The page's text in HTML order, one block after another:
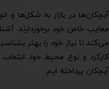
آبچکان‌ها در بازار به شکل‌ها و
معایب خاص خود برخوردارند.
می‌کند تا نیاز خود را بهتر
کارکرد و نوع محیط خود
آبچکان پرداخته ایم: